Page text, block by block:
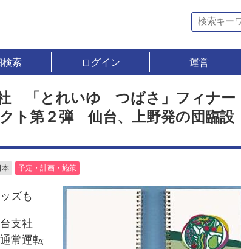
索 ログイン 運営
社 「とれいゆ つばさ」フィナー
ト第２弾 仙台、上野発の団臨設
本 予定・計画・施策
ズも
支社
常運転